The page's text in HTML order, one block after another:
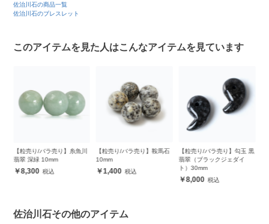
佐治川石の商品一覧
佐治川石のブレスレット
このアイテムを見た人はこんなアイテムを見ています
粒売り/バラ売り】糸魚川
翠 深緑 10mm
8,300
【粒売り/バラ売り】鞍馬石
1,400
【粒売り/バラ売り】勾玉 黒
翡翠（ブラックジェダイ
ト）30mm
8,000
佐治川石
佐治川石その他のアイテム